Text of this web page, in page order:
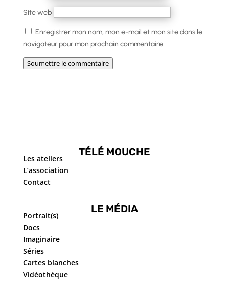
Site web
Enregistrer mon nom, mon e-mail et mon site dans le
navigateur pour mon prochain commentaire.
Soumettre le commentaire
TÉLÉ MOUCHE
Les ateliers
L’association
Contact
LE MÉDIA
Portrait(s)
Docs
Imaginaire
Séries
Cartes blanches
Vidéothèque